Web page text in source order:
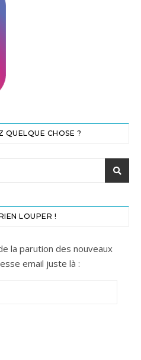
QUELQUE CHOSE ?
LOUPER !
la parution des nouveaux
email juste là :